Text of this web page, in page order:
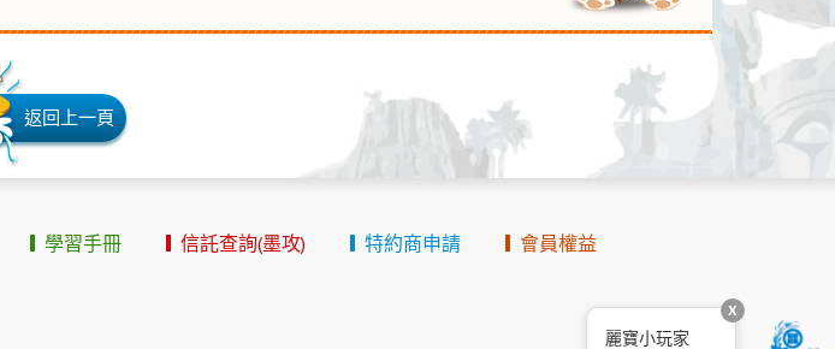
返回上一頁
學習手冊 信託查詢(墨攻) 特約商申請 會員權益
麗寶小玩家